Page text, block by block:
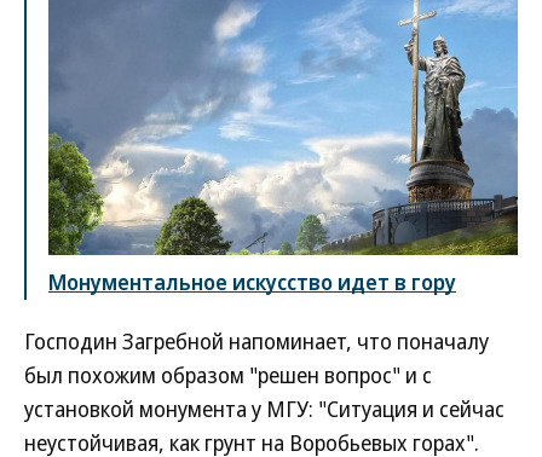
Монументальное искусство идет в гору
Господин Загребной напоминает, что поначалу
был похожим образом "решен вопрос" и с
установкой монумента у МГУ: "Ситуация и сейчас
неустойчивая, как грунт на Воробьевых горах".